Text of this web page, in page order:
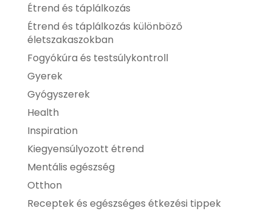
Étrend és táplálkozás
Étrend és táplálkozás különböző
életszakaszokban
Fogyókúra és testsúlykontroll
Gyerek
Gyógyszerek
Health
Inspiration
Kiegyensúlyozott étrend
Mentális egészség
Otthon
Receptek és egészséges étkezési tippek